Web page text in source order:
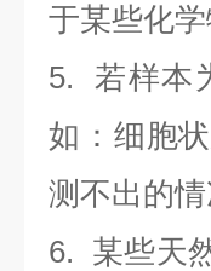
于某些化
5. 若样本
如：细胞
测不出的情
6. 某些天